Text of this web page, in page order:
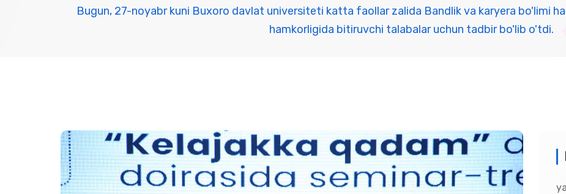
Bugun, 27-noyabr kuni Buxoro davlat universiteti katta faollar zalida Bandlik va karyera bo'limi
hamkorligida bitiruvchi talabalar uchun tadbir bo'lib o'tdi.